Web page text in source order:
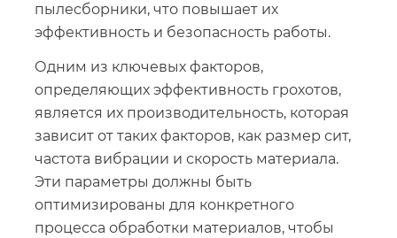
пылесборники, что повышает их
эффективность и безопасность работы.
Одним из ключевых факторов,
определяющих эффективность грохотов,
является их производительность, которая
зависит от таких факторов, как размер сит,
частота вибрации и скорость материала.
Эти параметры должны быть
оптимизированы для конкретного
процесса обработки материалов, чтобы